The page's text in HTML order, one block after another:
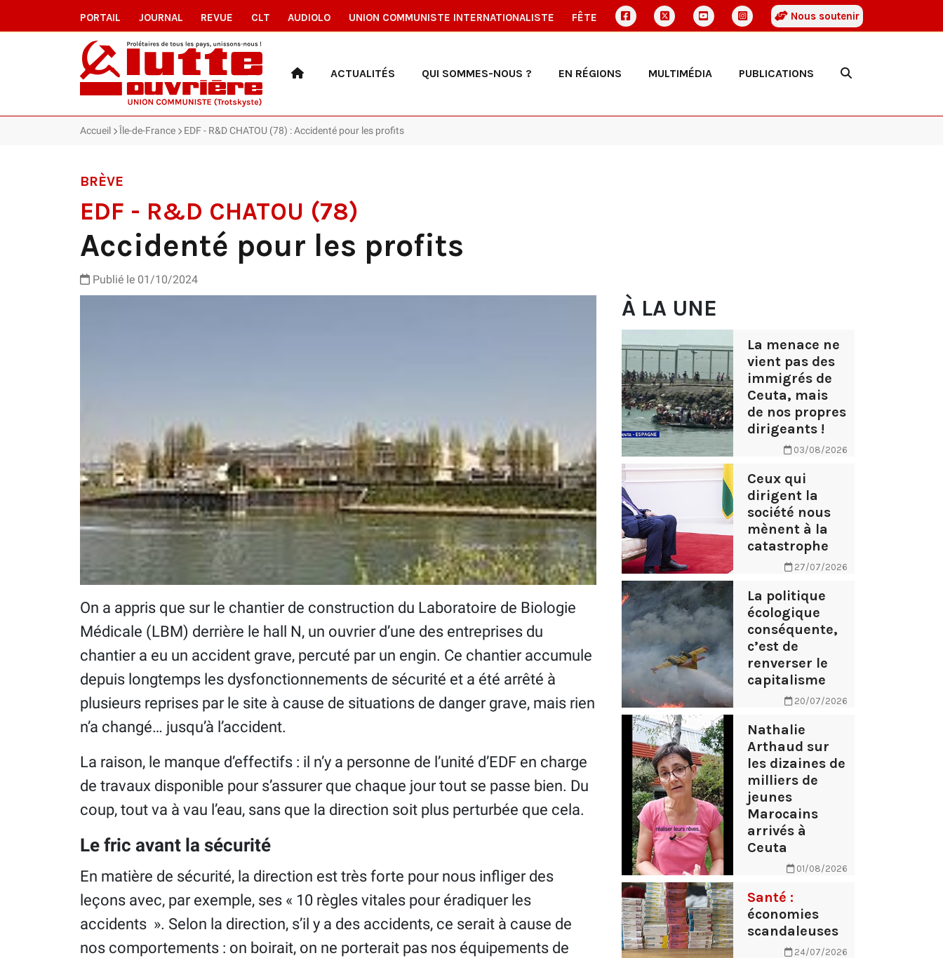
PORTAIL JOURNAL REVUE CLT AUDIOLO UNION COMMUNISTE INTERNATIONALISTE FÊTE Nous soutenir
ACTUALITÉS QUI SOMMES-NOUS ? EN RÉGIONS MULTIMÉDIA PUBLICATIONS
Accueil Île-de-France EDF - R&D CHATOU (78) : Accidenté pour les profits
BRÈVE
EDF - R&D CHATOU (78)
Accidenté pour les profits
Publié le 01/10/2024
On a appris que sur le chantier de construction du Laboratoire de Biologie
Médicale (LBM) derrière le hall N, un ouvrier d’une des entreprises du
chantier a eu un accident grave, percuté par un engin. Ce chantier accumule
depuis longtemps les dysfonctionnements de sécurité et a été arrêté à
plusieurs reprises par le site à cause de situations de danger grave, mais rien
n’a changé… jusqu’à l’accident.
La raison, le manque d’effectifs : il n’y a personne de l’unité d’EDF en charge
de travaux disponible pour s’assurer que chaque jour tout se passe bien. Du
coup, tout va à vau l’eau, sans que la direction soit plus perturbée que cela.
Le fric avant la sécurité
En matière de sécurité, la direction est très forte pour nous infliger des
leçons avec, par exemple, ses « 10 règles vitales pour éradiquer les
accidents ». Selon la direction, s’il y a des accidents, ce serait à cause de
nos comportements : on boirait, on ne porterait pas nos équipements de
À LA UNE
La menace ne
vient pas des
immigrés de
Ceuta, mais
de nos propres
dirigeants !
03/08/2026
Ceux qui
dirigent la
société nous
mènent à la
catastrophe
27/07/2026
La politique
écologique
conséquente,
c’est de
renverser le
capitalisme
20/07/2026
Nathalie
Arthaud sur
les dizaines de
milliers de
jeunes
Marocains
arrivés à
Ceuta
01/08/2026
Santé :
économies
scandaleuses
24/07/2026